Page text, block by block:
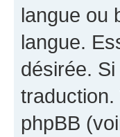
langue ou
langue.
désirée.
traduction.
phpBB